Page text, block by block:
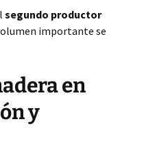
segundo productor
importante se
en
y